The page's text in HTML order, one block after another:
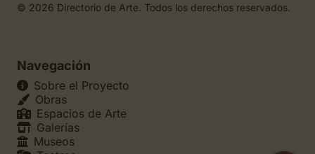
© 2026 Directorio de Arte. Todos los derechos reservados.
Navegación
Sobre el Proyecto
Obras
Espacios de Arte
Galerías
Museos